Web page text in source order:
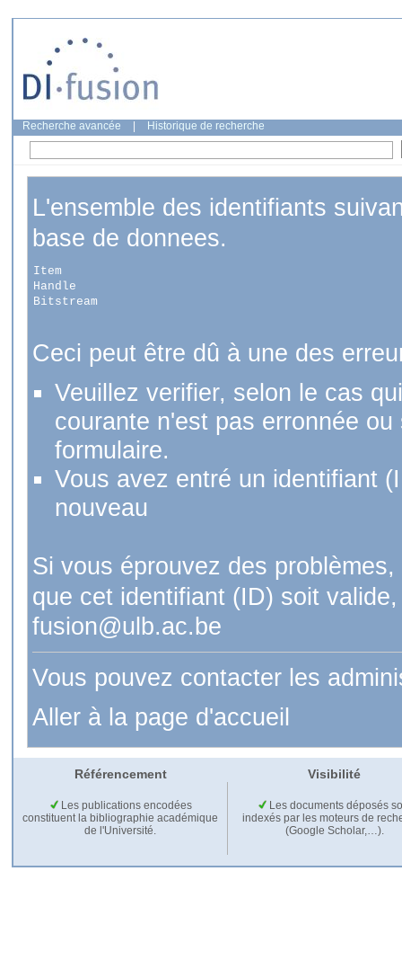
Recherche avancée Historique de recherche
L'ensemble des identifiants
base de donnees.
Item
Handle
Bitstream
Ceci peut être dû à une des
Veuillez verifier, selon le cas
courante n'est pas erronnée
formulaire.
Vous avez entré un identifiant
nouveau
Si vous éprouvez des
que cet identifiant (ID) soit
fusion@ulb.ac.be
Vous pouvez contacter les
Aller à la page d'accueil
Référencement Visibilité
Les publications encodées
constituent la bibliographie académique
de l'Université.
Les documents déposés
indexés par les moteurs de
(Google Scholar,…).